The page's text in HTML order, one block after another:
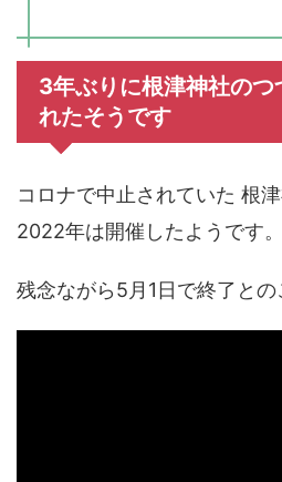
3年ぶりに根津神社のつ
れたそうです
コロナで中止されていた 根
2022年は開催したようです。
残念ながら5月1日で終了との